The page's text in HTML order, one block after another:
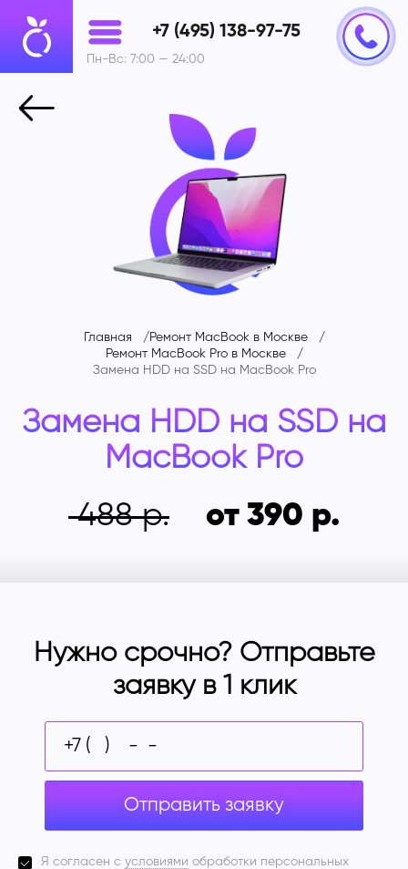
+7 (495) 138-97-75
Пн-Вс: 7:00 — 24:00
Главная
Ремонт MacBook в Москве
Ремонт MacBook Pro в Москве
Замена HDD на SSD на MacBook Pro
Замена HDD на SSD на
MacBook Pro
488
от 390
Нужно срочно? Отправьте
заявку в 1 клик
Отправить заявку
Я согласен с условиями обработки персональных